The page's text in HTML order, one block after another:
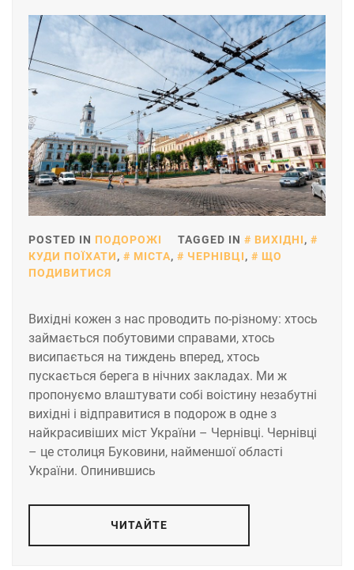
POSTED IN ПОДОРОЖІ TAGGED IN ВИХІДНІ,
КУДИ ПОЇХАТИ, МІСТА, ЧЕРНІВЦІ,
ЩО
ПОДИВИТИСЯ
Вихідні кожен з нас проводить по-різному: хтось
займається побутовими справами, хтось
висипається на тиждень вперед, хтось
пускається берега в нічних закладах. Ми ж
пропонуємо влаштувати собі воістину незабутні
вихідні і відправитися в подорож в одне з
найкрасивіших міст України – Чернівці. Чернівці
– це столиця Буковини, найменшої області
України. Опинившись
ЧИТАЙТЕ